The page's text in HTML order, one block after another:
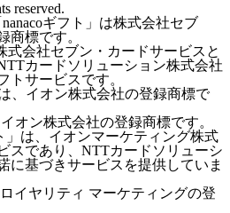
reserved.
ギフト」は株式会社セブ
商標です。
式会社セブン・カードサービスと
カードソリューション株式会社
トサービスです。
、イオン株式会社の登録商標で
オン株式会社の登録商標です。
は、イオンマーケティング株式
スであり、NTTカードソリューシ
に基づきサービスを提供していま
イヤリティ マーケティングの登